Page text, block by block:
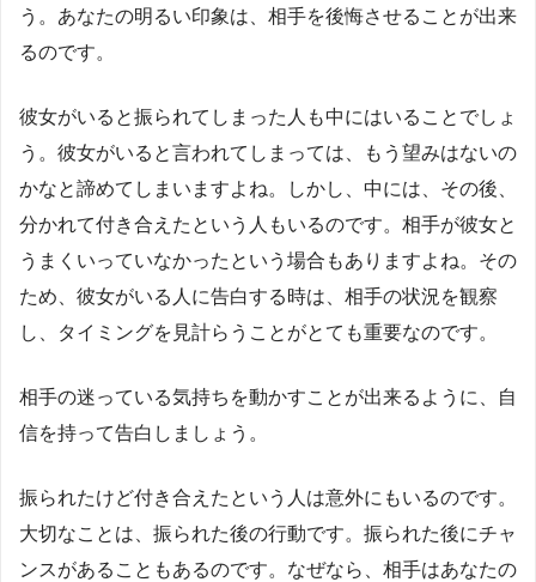
う。あなたの明るい印象は、相手を後悔させることが出来
るのです。
彼女がいると振られてしまった人も中にはいることでしょ
う。彼女がいると言われてしまっては、もう望みはないの
かなと諦めてしまいますよね。しかし、中には、その後、
分かれて付き合えたという人もいるのです。相手が彼女と
うまくいっていなかったという場合もありますよね。その
ため、彼女がいる人に告白する時は、相手の状況を観察
し、タイミングを見計らうことがとても重要なのです。
相手の迷っている気持ちを動かすことが出来るように、自
信を持って告白しましょう。
振られたけど付き合えたという人は意外にもいるのです。
大切なことは、振られた後の行動です。振られた後にチャ
ンスがあることもあるのです。なぜなら、相手はあなたの